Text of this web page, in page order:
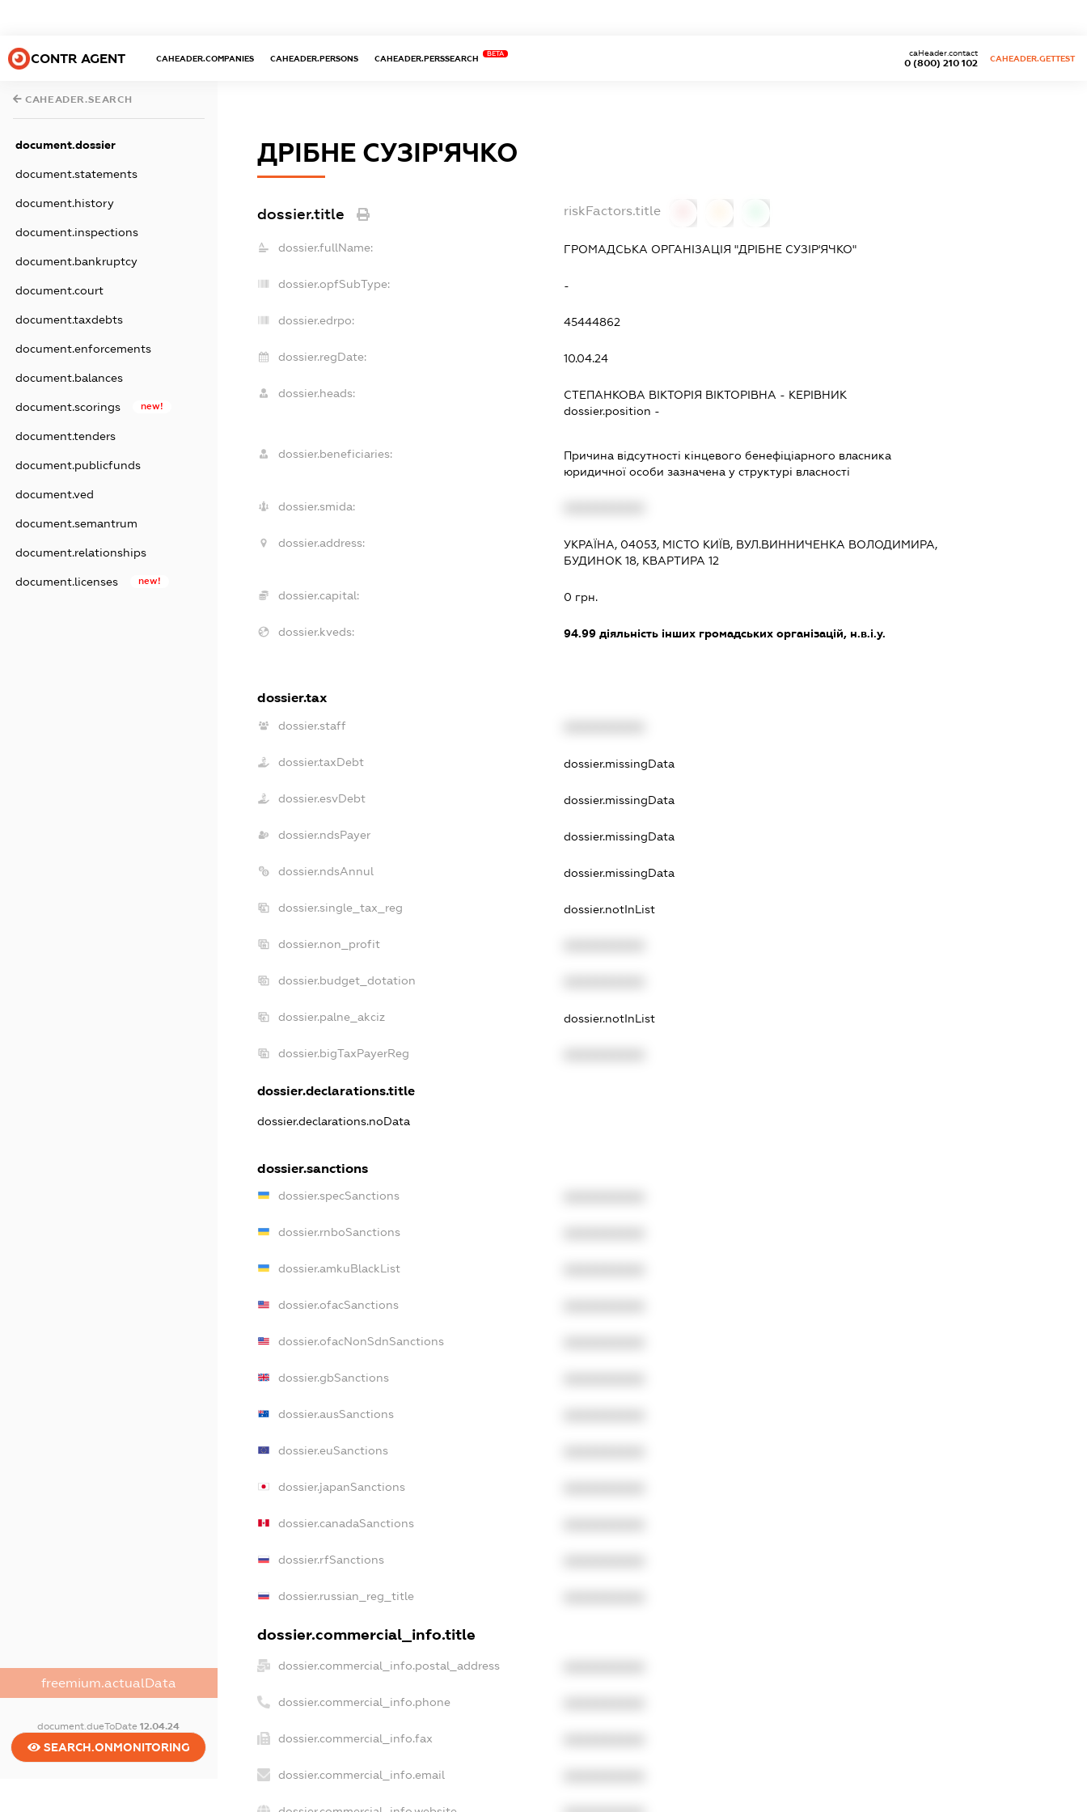
CONTR AGENT CAHEADER.COMPANIES CAHEADER.PERSONS CAHEADER.PERSSEARCH
BETA
0 (800) 210 102
caHeader.contact
CAHEADER.GETTEST
CAHEADER.SEARCH
document.dossier
document.statements
document.history
document.inspections
document.bankruptcy
document.court
document.taxdebts
document.enforcements
document.balances
document.scorings new!
document.tenders
document.publicfunds
document.ved
document.semantrum
document.relationships
document.licenses new!
freemium.actualData
document.dueToDate12.04.24
SEARCH.ONMONITORING
ДРІБНЕ СУЗІР'ЯЧКО
dossier.title riskFactors.title
dossier.fullName: ГРОМАДСЬКА ОРГАНІЗАЦІЯ "ДРІБНЕ СУЗІР'ЯЧКО"
dossier.opfSubType: -
dossier.edrpo: 45444862
dossier.regDate: 10.04.24
dossier.heads: СТЕПАНКОВА ВІКТОРІЯ ВІКТОРІВНА - КЕРІВНИК
dossier.position -
dossier.beneficiaries:
Причина відсутності кінцевого бенефіціарного власника
юридичної особи зазначена у структурі власності
dossier.smida:
dossier.address:
УКРАЇНА, 04053, МІСТО КИЇВ, ВУЛ.ВИННИЧЕНКА ВОЛОДИМИРА,
БУДИНОК 18, КВАРТИРА 12
dossier.capital: 0 грн.
dossier.kveds: 94.99 діяльність інших громадських організацій, н.в.і.у.
dossier.tax
dossier.staff
dossier.taxDebt dossier.missingData
dossier.esvDebt dossier.missingData
dossier.ndsPayer dossier.missingData
dossier.ndsAnnul dossier.missingData
dossier.single_tax_reg dossier.notInList
dossier.non_profit
dossier.budget_dotation
dossier.palne_akciz dossier.notInList
dossier.bigTaxPayerReg
dossier.declarations.title
dossier.declarations.noData
dossier.sanctions
dossier.specSanctions
dossier.rnboSanctions
dossier.amkuBlackList
dossier.ofacSanctions
dossier.ofacNonSdnSanctions
dossier.gbSanctions
dossier.ausSanctions
dossier.euSanctions
dossier.japanSanctions
dossier.canadaSanctions
dossier.rfSanctions
dossier.russian_reg_title
dossier.commercial_info.title
dossier.commercial_info.postal_address
dossier.commercial_info.phone
dossier.commercial_info.fax
dossier.commercial_info.email